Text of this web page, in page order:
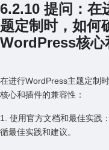
6.2.10 提问：
题定制时，如何
WordPress核⼼
在进⾏WordPress主题定制
核⼼和插件的兼容性：
1. 使⽤官⽅⽂档和最佳实践
循最佳实践和建议。